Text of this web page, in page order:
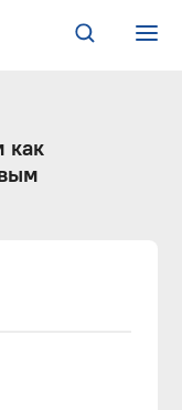
как